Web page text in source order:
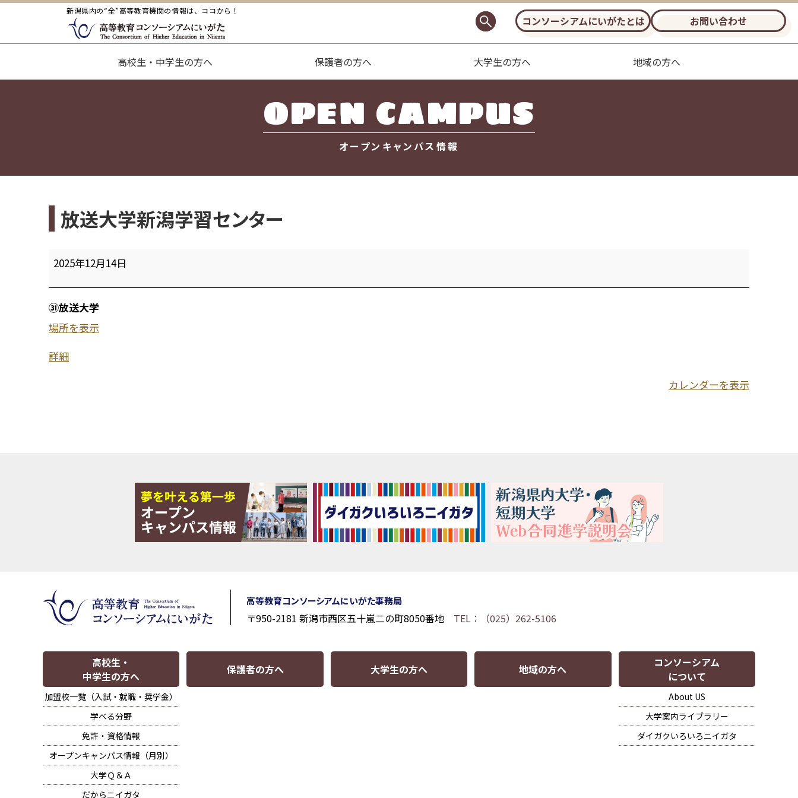
新潟県内の“全”高等教育機関の情報は、ココから！
コンソーシアムにいがたとは お問い合わせ
高校生・中学生の方へ 保護者の方へ 大学生の方へ 地域の方へ
OPEN CAMPUS
オープンキャンパス情報
放送大学新潟学習センター
放
大
学
潟
2025年12月14日
㉛放送大学
場所を表示
詳細
カレンダーを表示
高等教育コンソーシアムにいがた事務局
〒950-2181 新潟市西区五十嵐二の町8050番地 TEL：（025）262-5106
高校生・
中学生の方へ
加盟校一覧（入試・就職・奨学金）
学べる分野
免許・資格情報
オープンキャンパス情報（月別）
大学Ｑ＆Ａ
だからニイガタ
保護者の方へ 大学生の方へ 地域の方へ
コンソーシアム
について
About US
大学案内ライブラリー
ダイガクいろいろニイガタ